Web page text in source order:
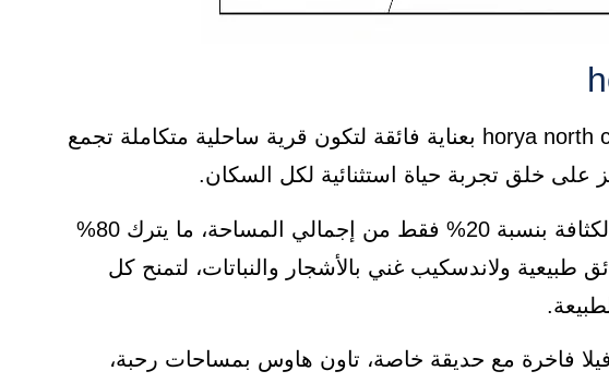
تم تصميم حوريه الساحل الشمالي horya north coast بعناية فائقة لتكون قرية ساحلية متكاملة تجمع
على خلق تجربة حياة استثنائية لكل السكان.
تمت مراعاة أن تكون المباني منخفضة الكثافة بنسبة 20% فقط من إجمالي المساحة، ما يترك 80%
ولاندسكيب غني بالأشجار والنباتات، لتمنح كل
فاخرة مع حديقة خاصة، تاون هاوس بمساحات رحبة،